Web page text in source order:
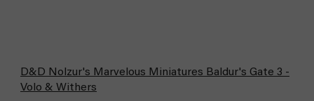
D&D Nolzur's Marvelous Miniatures Baldur's Gate 3 -
Volo & Withers